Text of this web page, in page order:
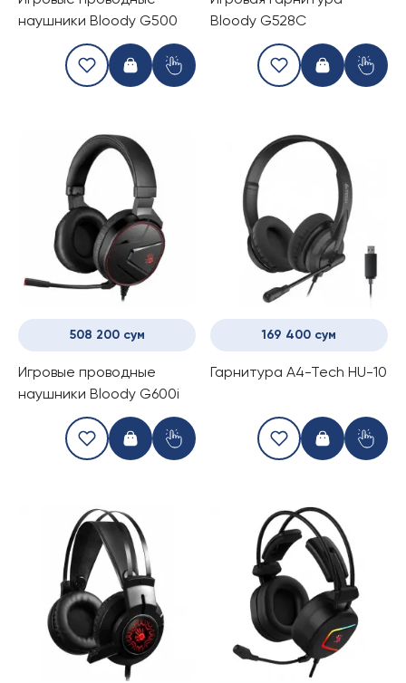
наушники Bloody G500
Bloody G528C
508 200 сум
Игровые проводные
наушники Bloody G600i
169 400 сум
Гарнитура A4-Tech HU-10